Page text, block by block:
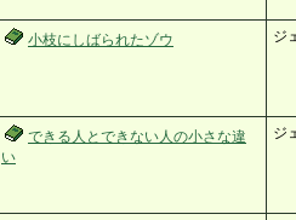
小枝にしばられたゾウ ジ
できる人とできない人の小さな違
い
ジ